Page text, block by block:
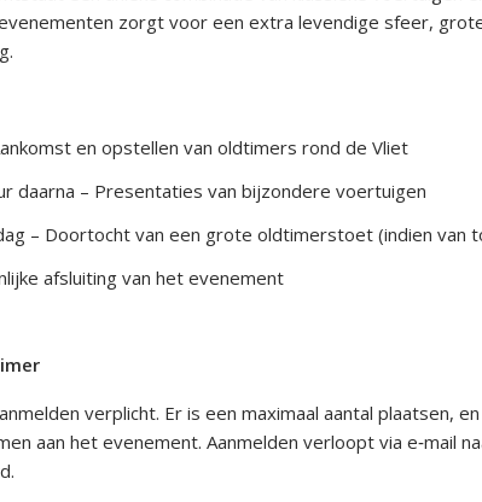
zorgt voor een extra levendige sfeer,
en opstellen van oldtimers rond de Vliet
daarna – Presentaties van bijzondere voertuigen
– Doortocht van een grote oldtimerstoet (indien van
afsluiting van het evenement
verplicht. Er is een maximaal aantal plaatsen,
aan het evenement. Aanmelden verloopt via e‑mail